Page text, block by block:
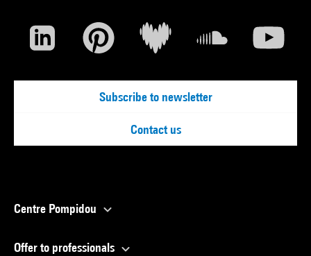
Subscribe to newsletter
Contact us
Centre Pompidou
Offer to professionals